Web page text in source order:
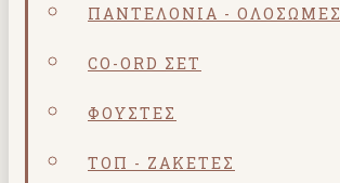
ΠΑΝΤΕΛΌΝΙΑ - ΟΛΌΣΩΜΕΣ
CO-ORD ΣΕΤ
ΦΟΎΣΤΕΣ
ΤΟΠ - ΖΑΚΈΤΕΣ